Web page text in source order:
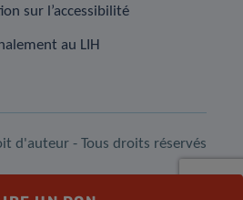
sur l’accessibilité
au LIH
d'auteur - Tous droits réservés